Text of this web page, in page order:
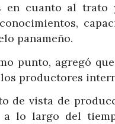
en cuanto al trato
panameño.
punto, agregó
productores
de vista de
a lo largo del